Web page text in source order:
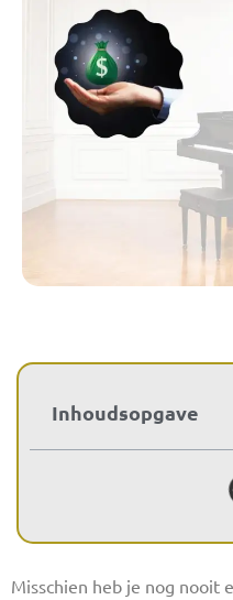
Inhoudsopgave
Misschien heb je nog nooit